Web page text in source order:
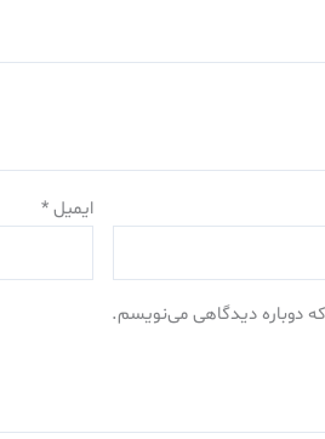
ایمیل*
دوباره دیدگاهی می‌نویسم.